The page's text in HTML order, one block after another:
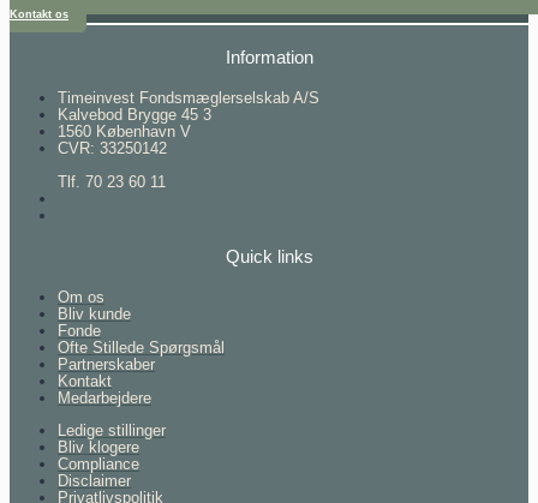
Kontakt os
Information
Timeinvest Fondsmæglerselskab A/S
Kalvebod Brygge 45 3
1560 København V
CVR: 33250142
Tlf. 70 23 60 11
Quick links
Om os
Bliv kunde
Fonde
Ofte Stillede Spørgsmål
Partnerskaber
Kontakt
Medarbejdere
Ledige stillinger
Bliv klogere
Compliance
Disclaimer
Privatlivspolitik